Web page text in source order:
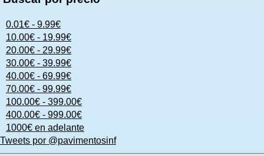
0.01€ - 9.99€
10.00€ - 19.99€
20.00€ - 29.99€
30.00€ - 39.99€
40.00€ - 69.99€
70.00€ - 99.99€
100.00€ - 399.00€
400.00€ - 999.00€
1000€ en adelante
Tweets por @pavimentosinf